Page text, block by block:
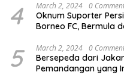
4 March 2, 2024 0
Oknum Suporter
Borneo FC, Bermula
5 March 2, 2024 0
Bersepeda dari
Pemandangan yang